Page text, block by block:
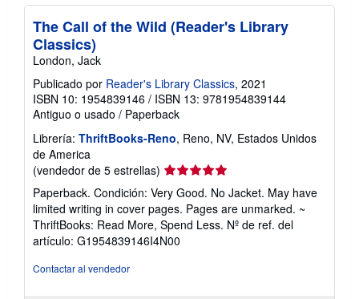
The Call of the Wild (Reader's Library
Classics)
London, Jack
Publicado por Reader's Library Classics, 2021
ISBN 10: 1954839146 / ISBN 13: 9781954839144
Antiguo o usado / Paperback
Librería: ThriftBooks-Reno, Reno, NV, Estados Unidos
de America
(vendedor de 5 estrellas) Calificación
del
vendedor:
5
de
5
Paperback. Condición: Very Good. No Jacket. May have
limited writing in cover pages. Pages are unmarked. ~
ThriftBooks: Read More, Spend Less. Nº de ref. del
artículo: G1954839146I4N00
Contactar al vendedor